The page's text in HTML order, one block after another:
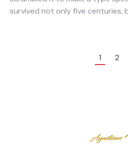
survived not only five centuries,
1 2